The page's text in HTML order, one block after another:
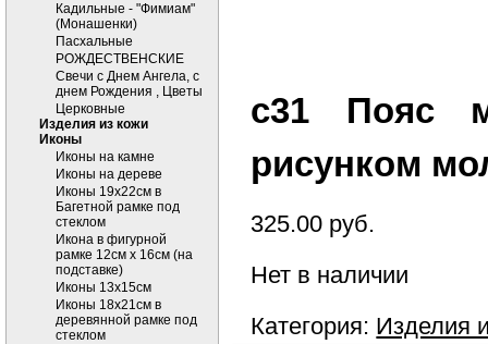
Кадильные - "Фимиам"
(Монашенки)
Пасхальные
РОЖДЕСТВЕНСКИЕ
Свечи с Днем Ангела, с
днем Рождения , Цветы
Церковные
Изделия из кожи
Иконы
Иконы на камне
Иконы на дереве
Иконы 19х22см в
Багетной рамке под
стеклом
Икона в фигурной
рамке 12см х 16см (на
подставке)
Иконы 13х15см
Иконы 18х21см в
деревянной рамке под
стеклом
с31 Пояс
рисунком
325.00 руб.
Нет в наличии
Категория: Изделия